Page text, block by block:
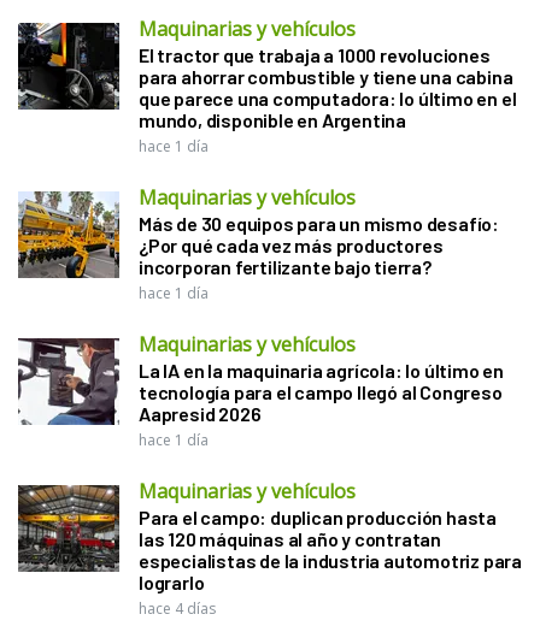
Maquinarias y vehículos
El tractor que trabaja a 1000 revoluciones
para ahorrar combustible y tiene una cabina
que parece una computadora: lo último en el
mundo, disponible en Argentina
hace 1 día
Maquinarias y vehículos
Más de 30 equipos para un mismo desafío:
¿Por qué cada vez más productores
incorporan fertilizante bajo tierra?
hace 1 día
Maquinarias y vehículos
La IA en la maquinaria agrícola: lo último en
tecnología para el campo llegó al Congreso
Aapresid 2026
hace 1 día
Maquinarias y vehículos
Para el campo: duplican producción hasta
las 120 máquinas al año y contratan
especialistas de la industria automotriz para
lograrlo
hace 4 días